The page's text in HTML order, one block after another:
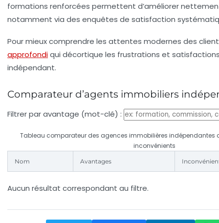
formations renforcées permettent d’améliorer
notamment via des enquêtes de satisfaction
Pour mieux comprendre les attentes modernes des
approfondiqui décortique les frustrations et
indépendant.
Comparateur d’agents immobiliers
Filtrer par avantage (mot-clé) :
Tableau comparateur des agences immobilières indépendantes
inconvénients
Nom Avantages
Aucun résultat correspondant au filtre.